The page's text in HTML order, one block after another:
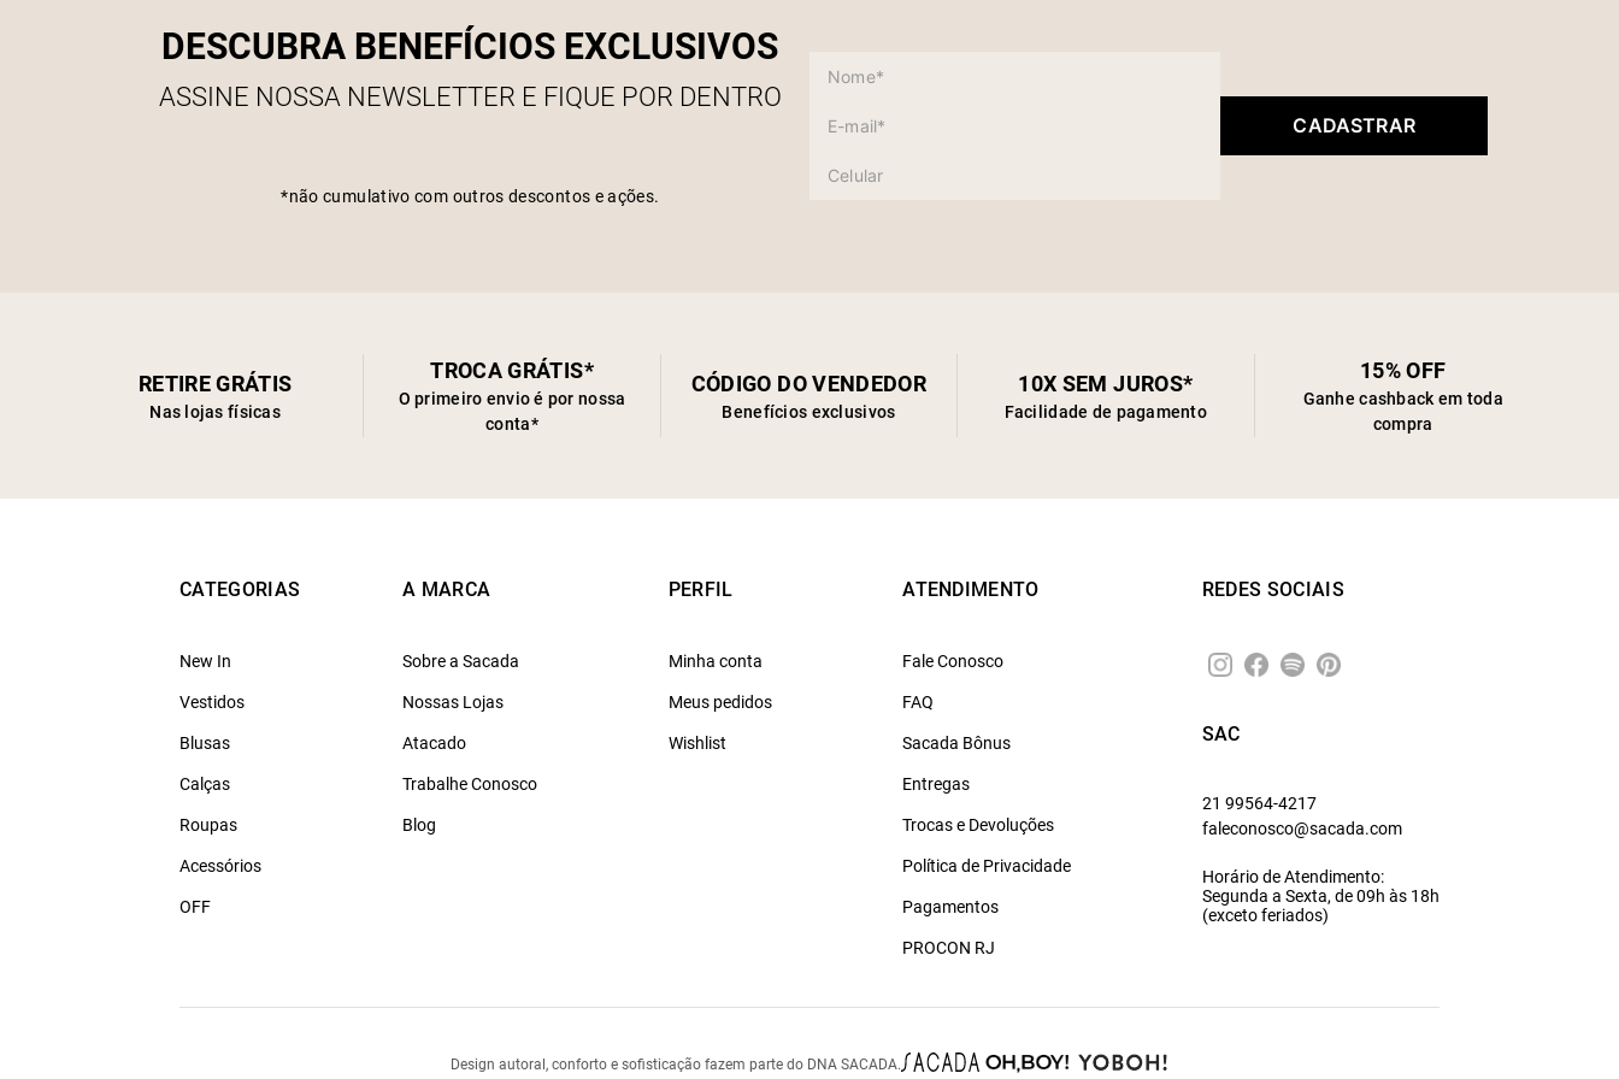
DESCUBRA BENEFÍCIOS EXCLUSIVOS
ASSINE NOSSA NEWSLETTER E FIQUE POR DENTRO
*não cumulativo com outros descontos e ações.
CADASTRAR
RETIRE GRÁTIS
Nas lojas físicas
TROCA GRÁTIS*
O primeiro envio é por nossa
conta*
CÓDIGO DO VENDEDOR
Benefícios exclusivos
10X SEM JUROS*
Facilidade de pagamento
15% OFF
Ganhe cashback em toda
compra
CATEGORIAS
New In
Vestidos
Blusas
Calças
Roupas
Acessórios
OFF
A MARCA
Sobre a Sacada
Nossas Lojas
Atacado
Trabalhe Conosco
Blog
PERFIL
Minha conta
Meus pedidos
Wishlist
ATENDIMENTO
Fale Conosco
FAQ
Sacada Bônus
Entregas
Trocas e Devoluções
Política de Privacidade
Pagamentos
PROCON RJ
REDES SOCIAIS
SAC
21 99564-4217
faleconosco@sacada.com
Horário de Atendimento:
Segunda a Sexta, de 09h às 18h
(exceto feriados)
Design autoral, conforto e sofisticação fazem parte do DNA SACADA.